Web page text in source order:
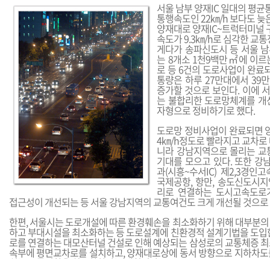
서울 남부 양재IC 일대의 평균
통행속도인 22㎞/h 보다도 늦
양재대로 양재IC~트럭터미널
속도가 9.3㎞/h로 심각한 교
게다가 송파신도시 등 서울
는 8개소 1천9백만㎡에 이르
로 등 6건의 도로사업이 완료
통량은 하루 27만대에서 39
증가할 것으로 보인다. 이에
는 불합리한 도로망체계를
자형으로 정비하기로 했다.
도로망 정비사업이 완료되면
4㎞/h정도로 빨라지고 교차로
니라 강남지역으로 몰리는
기대를 모으고 있다. 또한 강
과(시흥~수서IC) 제2,3경인
국제공항, 항만, 송도신도시
리로 연결하는 도시고속도
접근성이 개선되는 등 서울 강남지역의 교통여건도 크게 개선될 것으
한편, 서울시는 도로개설에 따른 환경훼손을 최소화하기 위해 대부분
하고 부대시설을 최소화하는 등 도로설계에 친환경적 설계기법을 도
로를 연결하는 대모산터널 건설로 인해 예상되는 삼성로의 교통체증
속부에 평면교차로를 설치하고, 양재대로상에 동서 방향으로 지하차